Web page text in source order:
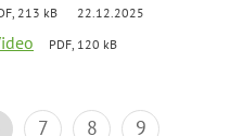
213 kB 22.12.2025
PDF, 120 kB
7 8
9